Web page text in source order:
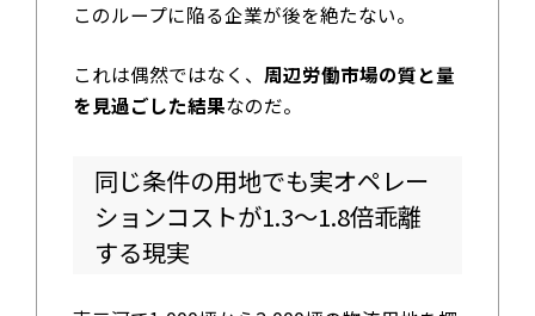
このループに陥る企業が後を絶たない。
これは偶然ではなく、 周辺労働市場の質と量
を見過ごした結果なのだ。
同じ条件の用地でも実オペレー
ションコストが1.3～1.8倍乖離
する現実